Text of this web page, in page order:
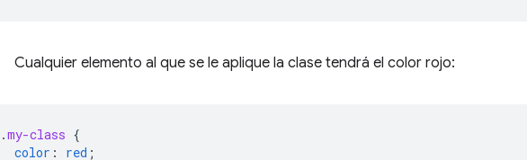
Cualquier elemento al que se le aplique la clase tendrá el color rojo:
.my-class {
color : red ;